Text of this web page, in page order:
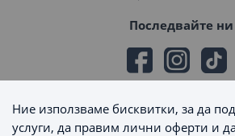
Последвайте ни
Начини на
Ние използваме бисквитки, за да
услуги, да правим лични оферти и